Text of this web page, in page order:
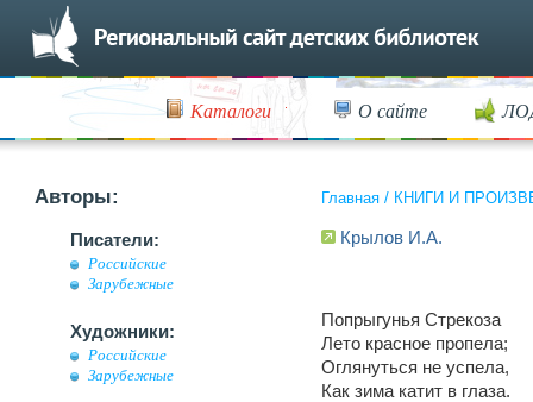
Каталоги О сайте
Авторы:
Писатели:
Российские
Зарубежные
Художники:
Российские
Зарубежные
Главная / КНИГИ И
Крылов И.А.
Попрыгунья Стрекоза
Лето красное пропела;
Оглянуться не успела,
Как зима катит в глаза.